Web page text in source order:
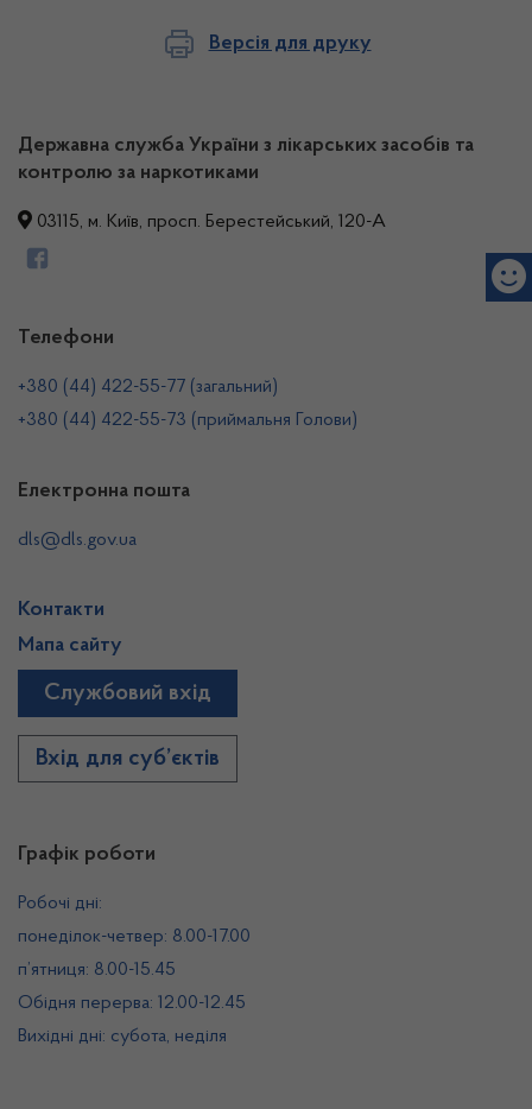
Версія для друку
Державна служба України з лікарських засобів та
контролю за наркотиками
03115, м. Київ, просп. Берестейський, 120-А
Графік роботи
Робочі дні:
понеділок-четвер: 8.00-17.00
п’ятниця: 8.00-15.45
Обідня перерва: 12.00-12.45
Вихідні дні: субота, неділя
Телефони
+380 (44) 422-55-77 (загальний)
+380 (44) 422-55-73 (приймальня Голови)
Електронна пошта
dls@dls.gov.ua
Контакти
Мапа сайту
Службовий вхід
Вхід для суб’єктів